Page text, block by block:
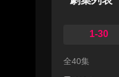
1-30
全40集